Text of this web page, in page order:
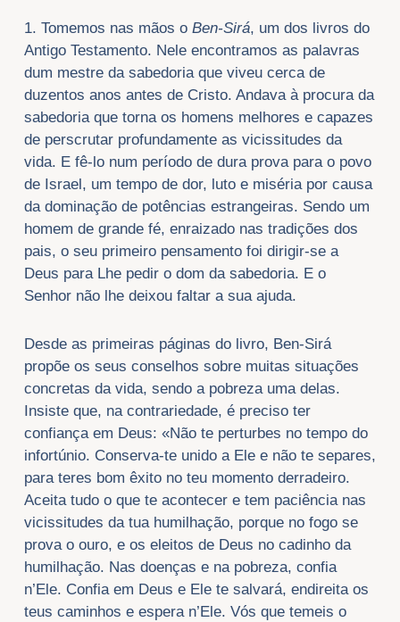
1. Tomemos nas mãos o Ben-Sirá, um dos livros do
Antigo Testamento. Nele encontramos as palavras
dum mestre da sabedoria que viveu cerca de
duzentos anos antes de Cristo. Andava à procura da
sabedoria que torna os homens melhores e capazes
de perscrutar profundamente as vicissitudes da
vida. E fê-lo num período de dura prova para o povo
de Israel, um tempo de dor, luto e miséria por causa
da dominação de potências estrangeiras. Sendo um
homem de grande fé, enraizado nas tradições dos
pais, o seu primeiro pensamento foi dirigir-se a
Deus para Lhe pedir o dom da sabedoria. E o
Senhor não lhe deixou faltar a sua ajuda.
Desde as primeiras páginas do livro, Ben-Sirá
propõe os seus conselhos sobre muitas situações
concretas da vida, sendo a pobreza uma delas.
Insiste que, na contrariedade, é preciso ter
confiança em Deus: «Não te perturbes no tempo do
infortúnio. Conserva-te unido a Ele e não te separes,
para teres bom êxito no teu momento derradeiro.
Aceita tudo o que te acontecer e tem paciência nas
vicissitudes da tua humilhação, porque no fogo se
prova o ouro, e os eleitos de Deus no cadinho da
humilhação. Nas doenças e na pobreza, confia
n’Ele. Confia em Deus e Ele te salvará, endireita os
teus caminhos e espera n’Ele. Vós que temeis o